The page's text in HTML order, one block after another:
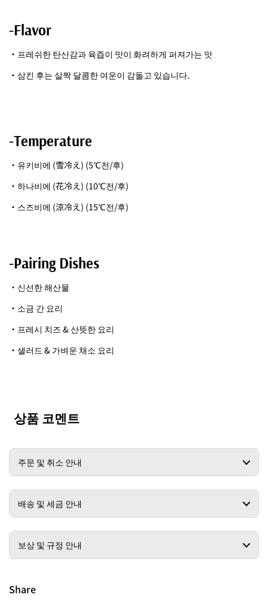
-Flavor
・프레쉬한 탄산감과 육즙이 맛이 화려하게 퍼져가는 맛
・삼킨 후는 살짝 달콤한 여운이 감돌고 있습니다.
-Temperature
・유키비에 (雪冷え) (5℃전/후)
・하나비에 (花冷え) (10℃전/후)
・스즈비에 (涼冷え) (15℃전/후)
-Pairing Dishes
・ 신선한 해산물
・ 소금 간 요리
・ 프레시 치즈 & 산뜻한 요리
・ 샐러드 & 가벼운 채소 요리
상품 코멘트
주문 및 취소 안내
배송 및 세금 안내
보상 및 규정 안내
Share